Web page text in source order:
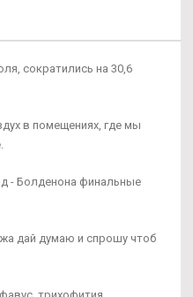
сократились на 30,6
в помещениях, где мы
- Болденона финальные
дай думаю и спрошу чтоб